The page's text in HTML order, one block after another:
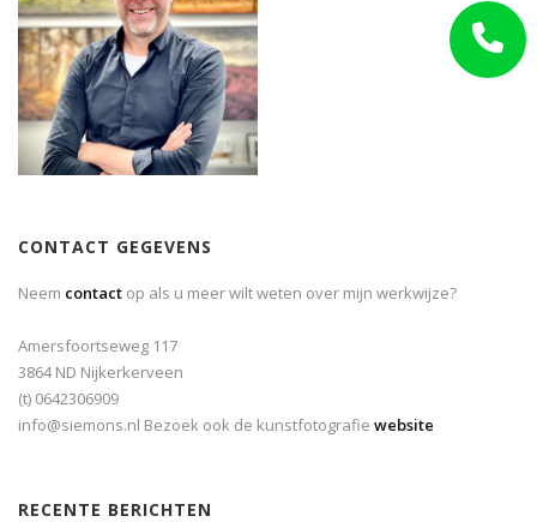
CONTACT GEGEVENS
Neem contact op als u meer wilt weten over mijn werkwijze?
Amersfoortseweg 117
3864 ND Nijkerkerveen
(t) 0642306909
info@siemons.nl Bezoek ook de kunstfotografie website
RECENTE BERICHTEN